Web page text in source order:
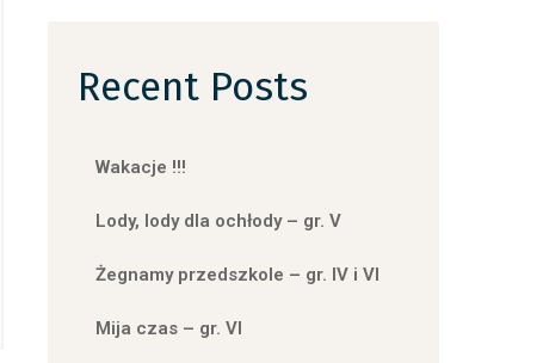
Recent Posts
Wakacje !!!
Lody, lody dla ochłody – gr. V
Żegnamy przedszkole – gr. IV i VI
Mija czas – gr. VI